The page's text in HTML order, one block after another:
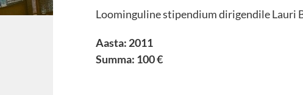
Loominguline stipendium dirigendile Lauri
Aasta: 2011
Summa: 100 €